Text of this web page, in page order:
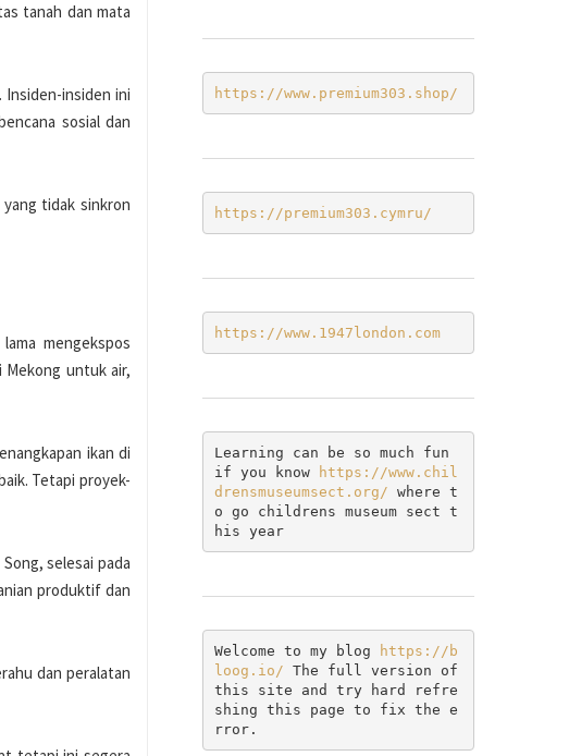
tanah dan mata
Insiden-insiden ini
sosial dan
yang tidak sinkron
mengekspos
Mekong untuk air,
ikan di
Tetapi proyek-
selesai pada
produktif dan
dan peralatan
https://www.premium303.shop/
https://premium303.cymru/
https://www.1947london.com
Learning can be so much fun
if you know
https://www.chil
drensmuseumsect.org/ where t
o go childrens museum sect t
his year
Welcome to my blog
https://b
loog.io/ The full version of
this site and try hard refre
shing this page to fix the e
rror.